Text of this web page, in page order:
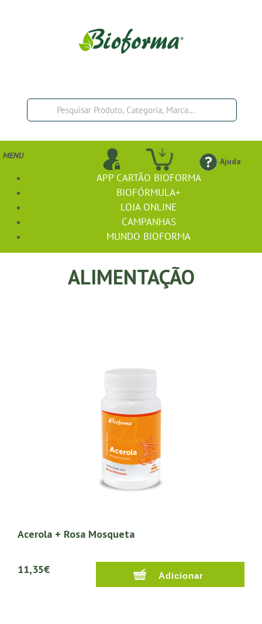
Ajuda
MENU
APP CARTÃO BIOFORMA
BIOFÓRMULA+
LOJA ONLINE
CAMPANHAS
MUNDO BIOFORMA
ALIMENTAÇÃO
Acerola + Rosa Mosqueta
11,35€